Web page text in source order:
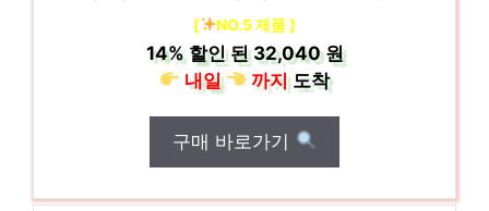
[ NO.5 제품 ]
14%할인 된32,040 원
내일
까지도착
구매 바로가기